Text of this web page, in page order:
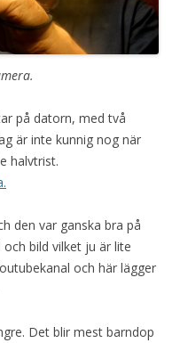
på datorn, med två
är inte kunnig nog när
halvtrist.
den var ganska bra på
bild vilket ju är lite
och här lägger
Det blir mest barndop